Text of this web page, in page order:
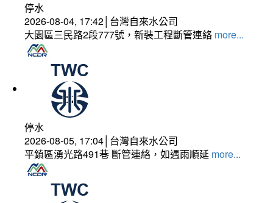
停水
2026-08-04, 17:42│台灣自來水公司
大園區三民路2段777號，新裝工程斷管連絡 more...
停水
2026-08-05, 17:04│台灣自來水公司
平鎮區湧光路491巷 斷管連絡，如遇雨順延 more...